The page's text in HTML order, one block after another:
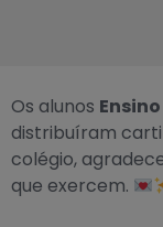
Os alunos
distribuíram
colégio,
que exercem.